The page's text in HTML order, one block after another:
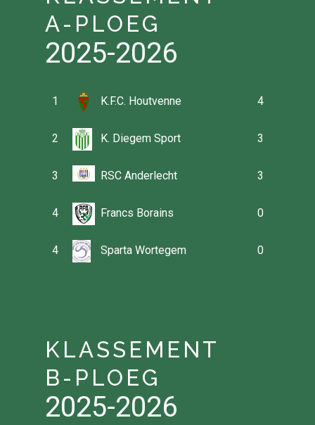
A-PLOEG
2025-2026
1 K.F.C. Houtvenne 4
2 K. Diegem Sport 3
3 RSC Anderlecht 3
4 Francs Borains 0
4 Sparta Wortegem 0
KLASSEMENT
B-PLOEG
2025-2026